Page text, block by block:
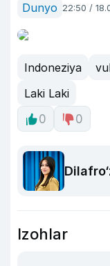
Dunyo 22:50 /
Indoneziya
Laki Laki
0
0
Izohlar